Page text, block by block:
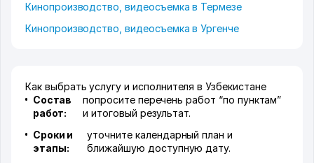
Кинопроизводство, видеосъемка в Термезе
Кинопроизводство, видеосъемка в Ургенче
Как выбрать услугу и исполнителя в Узбекистане
Состав
работ:
попросите перечень работ “по пунктам”
и итоговый результат.
Сроки и
этапы:
уточните календарный план и
ближайшую доступную дату.